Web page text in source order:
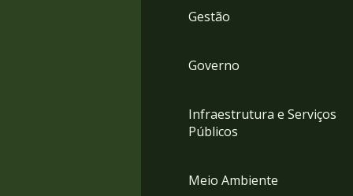
Gestão
Governo
Infraestrutura e Serviços
Públicos
Meio Ambiente